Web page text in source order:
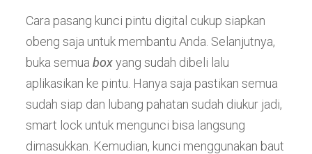
Cara pasang kunci pintu digital cukup siapkan
obeng saja untuk membantu Anda. Selanjutnya,
buka semua boxyang sudah dibeli lalu
aplikasikan ke pintu. Hanya saja pastikan semua
sudah siap dan lubang pahatan sudah diukur jadi,
smart lock untuk mengunci bisa langsung
dimasukkan. Kemudian, kunci menggunakan baut